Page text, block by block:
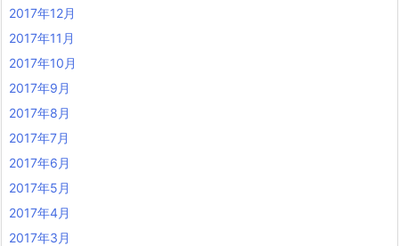
2017年12月
2017年11月
2017年10月
2017年9月
2017年8月
2017年7月
2017年6月
2017年5月
2017年4月
2017年3月